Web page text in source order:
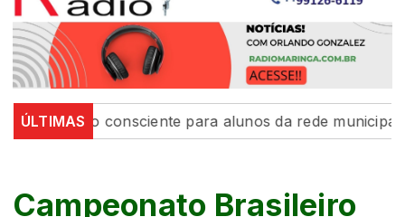
ÚLTIMASconsciente para alunos da rede municipal de
Campeonato Brasileiro